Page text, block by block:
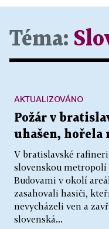
Téma:
Požár v
uhašen, hořela
V bratislavské
slovenskou metropolí
Budovami v okolí
zasahovali hasiči,
nevycházeli ven a
slovenská...
AKTUALIZOVÁNO